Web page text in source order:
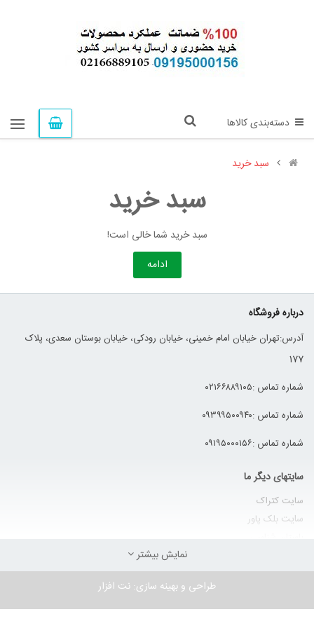
سبد خرید
سبد خرید
سبد خرید شما خالی است!
ادامه
درباره فروشگاه
آدرس:تهران خیابان امام خمینی، خیابان رودکی، خیابان بوستان سعدی، پلاک
177
شماره تماس :۰۲۱۶۶۸۸۹۱۰۵
شماره تماس :۰۹۳۹۹۵۰۰۹۴۰
شماره تماس :۰۹۱۹۵۰۰۰۱۵۶
سایتهای دیگر ما
سایت کتراک
سایت بلک پاور
درباره ما
نمایش بیشتر
طراحی و بهینه سازی: نت افزار